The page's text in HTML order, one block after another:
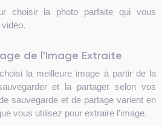
choisir la photo parfaite qui vous
de l'Image Extraite
la meilleure image à partir de la
et la partager selon vos
sauvegarde et de partage varient en
vous utilisez pour extraire l'image.